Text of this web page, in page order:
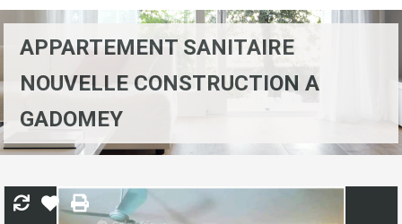
APPARTEMENT SANITAIRE
NOUVELLE CONSTRUCTION A
GADOMEY